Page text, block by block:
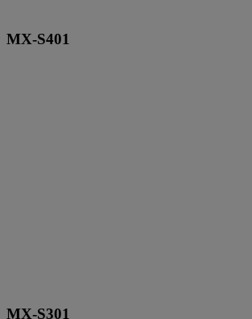
MX-S401
MX-S301